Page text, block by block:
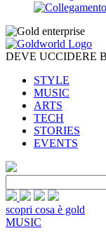
DEVE UCCIDERE
STYLE
MUSIC
ARTS
TECH
STORIES
EVENTS
scopri cosa è gold
MUSIC